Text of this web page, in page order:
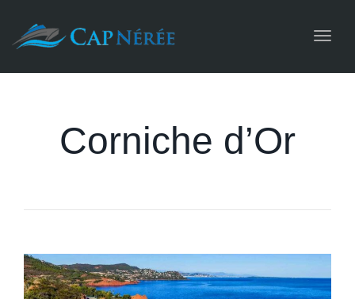
Corniche d’Or